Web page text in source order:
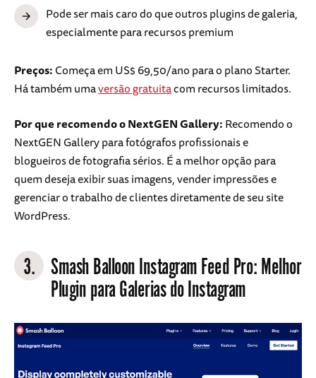
Pode ser mais caro do que outros plugins de galeria,
especialmente para recursos premium
Preços:Começa em US$ 69,50/ano para o plano Starter.
Há também umaversão gratuitacom recursos limitados.
Por que recomendo o NextGEN Gallery:Recomendo o
NextGEN Gallery para fotógrafos profissionais e
blogueiros de fotografia sérios. É a melhor opção para
quem deseja exibir suas imagens, vender impressões e
gerenciar o trabalho de clientes diretamente de seu site
WordPress.
3. Smash Balloon Instagram Feed Pro: Melhor
Plugin para Galerias do Instagram